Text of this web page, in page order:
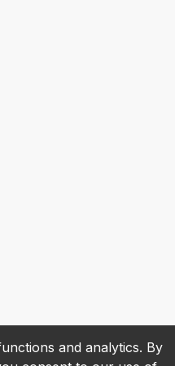
and analytics. By